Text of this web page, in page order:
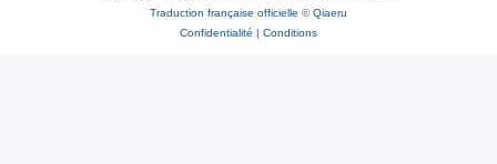
Traduction française officielle ©Qiaeru
Confidentialité | Conditions